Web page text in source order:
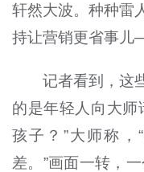
轩然大波。种种雷
持让营销更省事
记者看到，这
的是年轻人向大师
孩子？”大师称，
差。”画面一转，